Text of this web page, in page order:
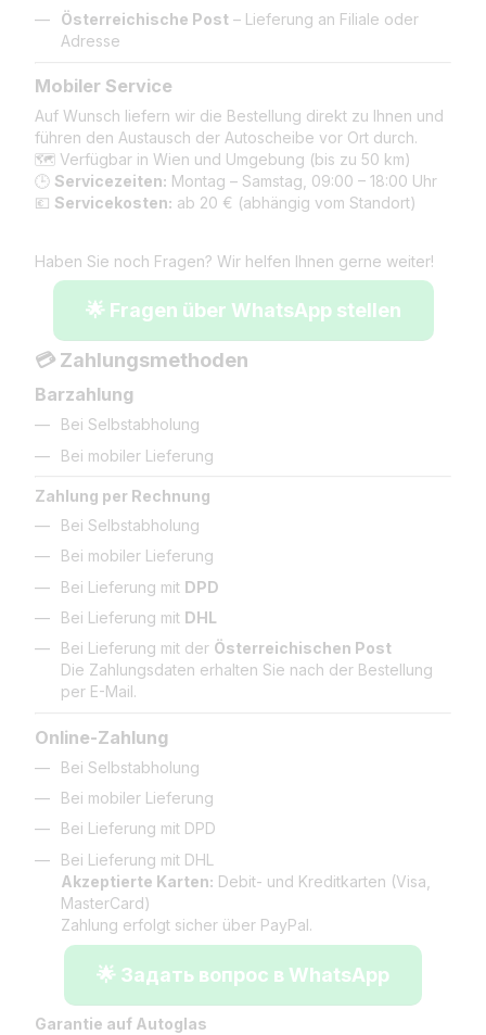
Österreichische Post – Lieferung an Filiale oder
Adresse
Mobiler Service
Auf Wunsch liefern wir die Bestellung direkt zu Ihnen und
führen den Austausch der Autoscheibe vor Ort durch.
🗺️ Verfügbar in Wien und Umgebung (bis zu 50 km)
🕒 Servicezeiten: Montag – Samstag, 09:00 – 18:00 Uhr
💶 Servicekosten: ab 20 € (abhängig vom Standort)
Haben Sie noch Fragen? Wir helfen Ihnen gerne weiter!
🌟 Fragen über WhatsApp stellen
💳 Zahlungsmethoden
Barzahlung
Bei Selbstabholung
Bei mobiler Lieferung
Zahlung per Rechnung
Bei Selbstabholung
Bei mobiler Lieferung
Bei Lieferung mit DPD
Bei Lieferung mit DHL
Bei Lieferung mit der Österreichischen Post
Die Zahlungsdaten erhalten Sie nach der Bestellung
per E-Mail.
Online-Zahlung
Bei Selbstabholung
Bei mobiler Lieferung
Bei Lieferung mit DPD
Bei Lieferung mit DHL
Akzeptierte Karten: Debit- und Kreditkarten (Visa,
MasterCard)
Zahlung erfolgt sicher über PayPal.
🌟 Задать вопрос в WhatsApp
Garantie auf Autoglas